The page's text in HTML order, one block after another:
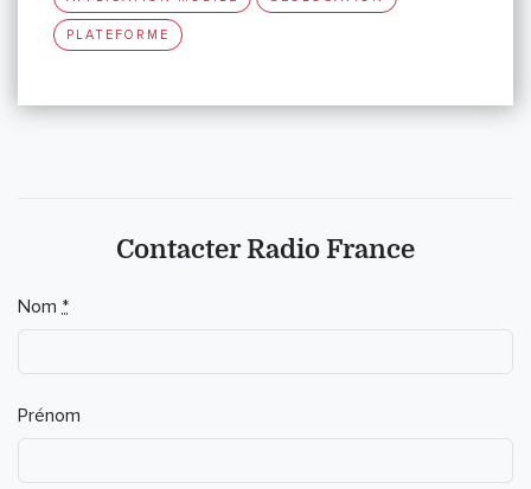
PLATEFORME
Contacter Radio France
Nom *
Prénom